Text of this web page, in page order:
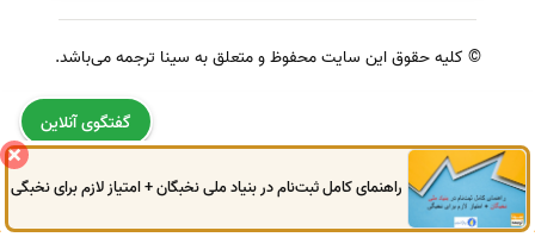
© کلیه حقوق این سایت محفوظ و متعلق به سینا ترجمه می‌باشد.
04133250787
09149724522
راهنمای کامل ثبت‌نام در بنیاد ملی نخبگان + امتیاز لازم برای نخبگی
گفتگوی آنلاین